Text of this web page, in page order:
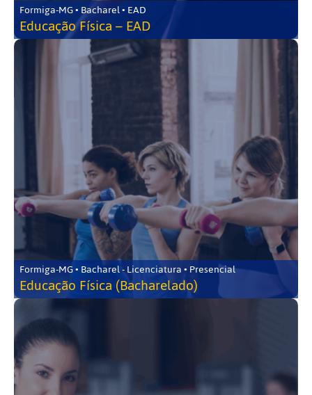
Formiga-MG • Bacharel • EAD
Educação Física – EAD
Formiga-MG • Bacharel - Licenciatura • Presencial
Educação Física (Bacharelado)